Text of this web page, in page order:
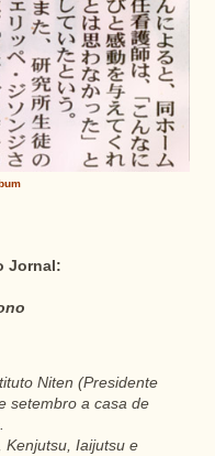
Jornal:
Niten (Presidente
setembro a casa de
Kenjutsu, Iaijutsu e